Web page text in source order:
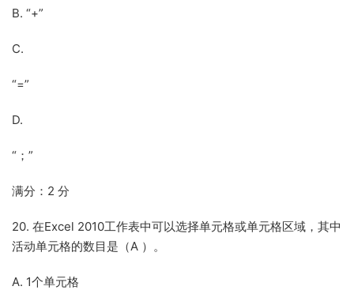
B. “+”
C.
“=”
D.
“；”
满分：2 分
20. 在Excel 2010工作表中可以选择单元格或单元格区域，其中
活动单元格的数目是（A ）。
A. 1个单元格